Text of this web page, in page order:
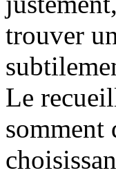
trouver
Le
somment